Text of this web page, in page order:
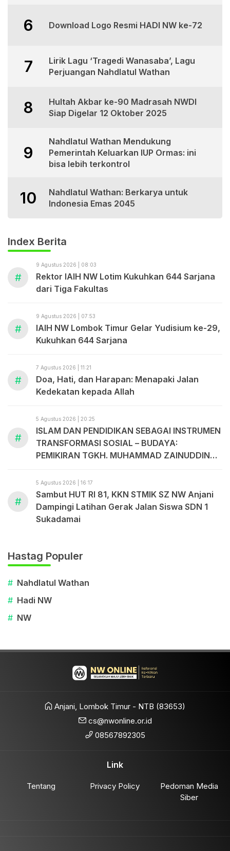
6 Download Logo Resmi HADI NW ke-72
7
Lirik Lagu ‘Tragedi Wanasaba’, Lagu
Perjuangan Nahdlatul Wathan
8
Hultah Akbar ke-90 Madrasah NWDI
Siap Digelar 12 Oktober 2025
9
Nahdlatul Wathan Mendukung
Pemerintah Keluarkan IUP Ormas: ini
bisa lebih terkontrol
10
Nahdlatul Wathan: Berkarya untuk
Indonesia Emas 2045
Index Berita
#
9 Agustus 2026 | 08:03
Rektor IAIH NW Lotim Kukuhkan 644 Sarjana
dari Tiga Fakultas
#
9 Agustus 2026 | 07:53
IAIH NW Lombok Timur Gelar Yudisium ke-29,
Kukuhkan 644 Sarjana
#
7 Agustus 2026 | 11:21
Doa, Hati, dan Harapan: Menapaki Jalan
Kedekatan kepada Allah
#
5 Agustus 2026 | 20:25
ISLAM DAN PENDIDIKAN SEBAGAI INSTRUMEN
TRANSFORMASI SOSIAL – BUDAYA:
PEMIKIRAN TGKH. MUHAMMAD ZAINUDDIN
#
5 Agustus 2026 | 16:17
Sambut HUT RI 81, KKN STMIK SZ NW Anjani
Dampingi Latihan Gerak Jalan Siswa SDN 1
Sukadamai
Hastag Populer
# Nahdlatul Wathan
# Hadi NW
# NW
Anjani, Lombok Timur - NTB (83653)
cs@nwonline.or.id
08567892305
Link
Tentang Privacy Policy
Pedoman Media
Siber